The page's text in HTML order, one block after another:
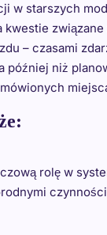
w starszych
kwestie
– czasami
później niż
rolę w